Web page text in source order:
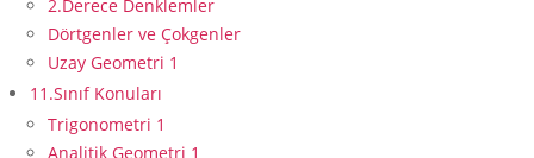
2.Derece Denklemler
Dörtgenler ve Çokgenler
Uzay Geometri 1
11.Sınıf Konuları
Trigonometri 1
Analitik Geometri 1